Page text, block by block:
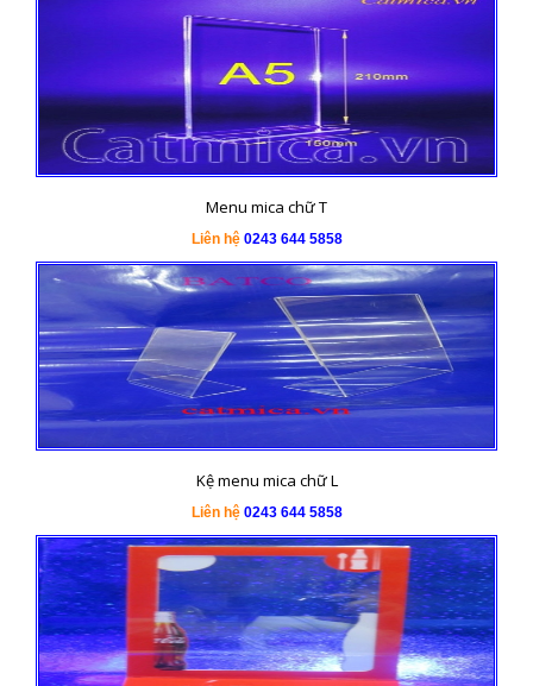
Menu mica chữ T
Liên hệ 0243 644 5858
Kệ menu mica chữ L
Liên hệ 0243 644 5858